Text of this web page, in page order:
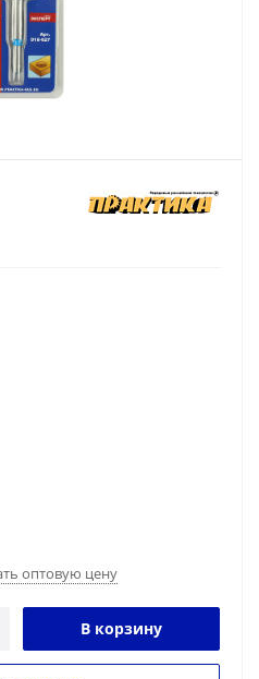
оптовую цену
В корзину